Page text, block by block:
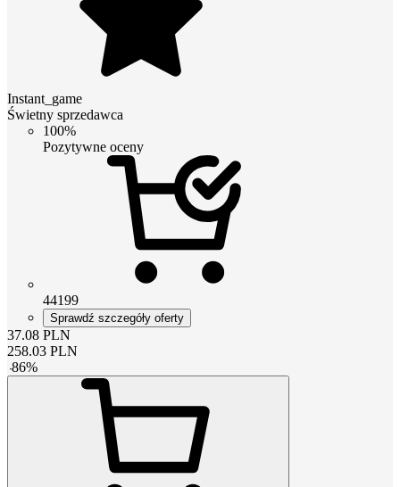
Instant_game
Świetny sprzedawca
100%
Pozytywne oceny
44199
Sprawdź szczegóły oferty
37.08 PLN
258.03 PLN
-86%